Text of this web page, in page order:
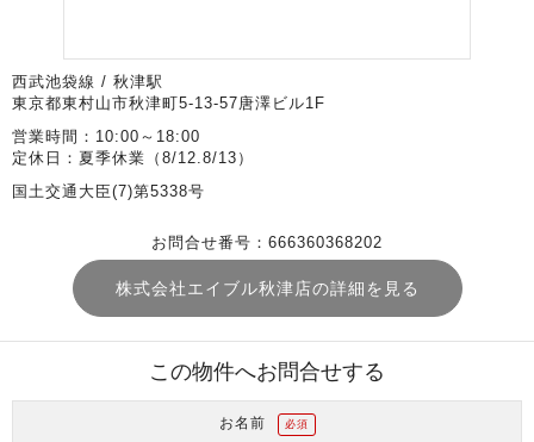
西武池袋線 / 秋津駅
東京都東村山市秋津町5-13-57唐澤ビル1F
営業時間：10:00～18:00
定休日：夏季休業（8/12.8/13）
国土交通大臣(7)第5338号
お問合せ番号：666360368202
株式会社エイブル秋津店の詳細を見る
この物件へお問合せする
お名前 必須